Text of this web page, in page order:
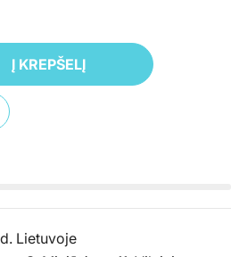
CD BRITNEY SPEARS -
PREKĖS CD BRITNEY
Į KREPŠELĮ
Lietuvoje